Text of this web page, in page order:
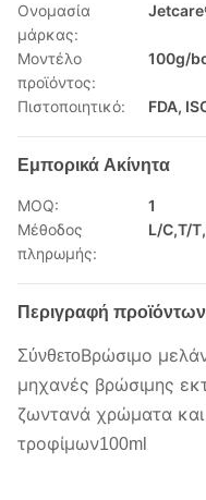
Ονομασία
μάρκας:
Μοντέλο
προϊόντος:
100g/
Πιστοποιητικό: FDA,
Εμπορικά Ακίνητα
MOQ:
1
Μέθοδος
πληρωμής:
L/C,T/
Περιγραφή προϊόντων
ΣύνθετοΒρώσιμο
μηχανές βρώσιμης
ζωντανά χρώματα και
τροφίμων100ml